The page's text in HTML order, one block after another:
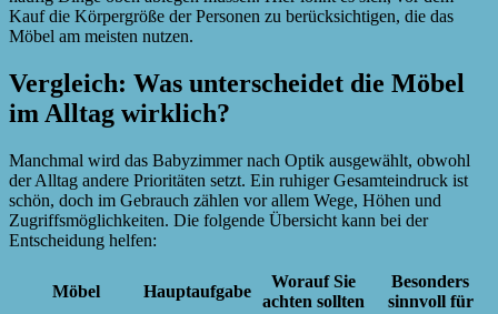
Kauf die Körpergröße der Personen zu berücksichtigen, die das
Möbel am meisten nutzen.
Vergleich: Was unterscheidet die Möbel
im Alltag wirklich?
Manchmal wird das Babyzimmer nach Optik ausgewählt, obwohl
der Alltag andere Prioritäten setzt. Ein ruhiger Gesamteindruck ist
schön, doch im Gebrauch zählen vor allem Wege, Höhen und
Zugriffsmöglichkeiten. Die folgende Übersicht kann bei der
Entscheidung helfen:
Möbel Hauptaufgabe
Worauf Sie
achten sollten
Besonders
sinnvoll für